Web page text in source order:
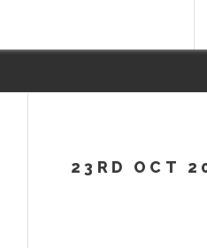
23RD OCT